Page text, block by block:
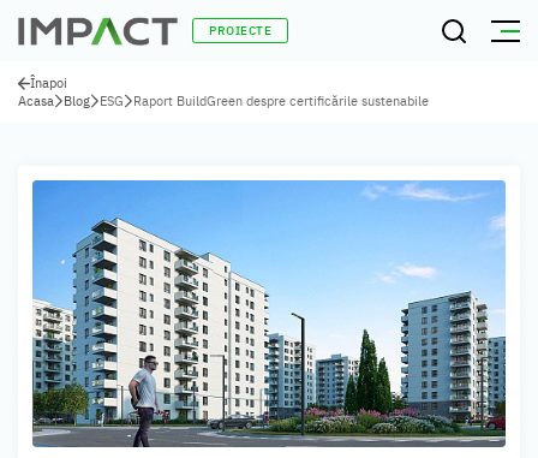
PROIECTE
Înapoi
Acasa
Blog ESG Raport BuildGreen despre certificările sustenabile